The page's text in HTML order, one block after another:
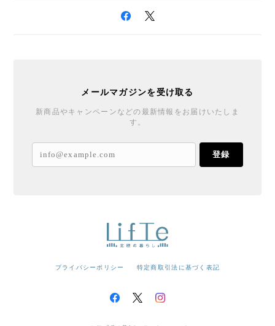
メールマガジンを受け取る
新商品やキャンペーンなどの最新情報をお届けいたしま
す。
登録
プライバシーポリシー 特定商取引法に基づく表記